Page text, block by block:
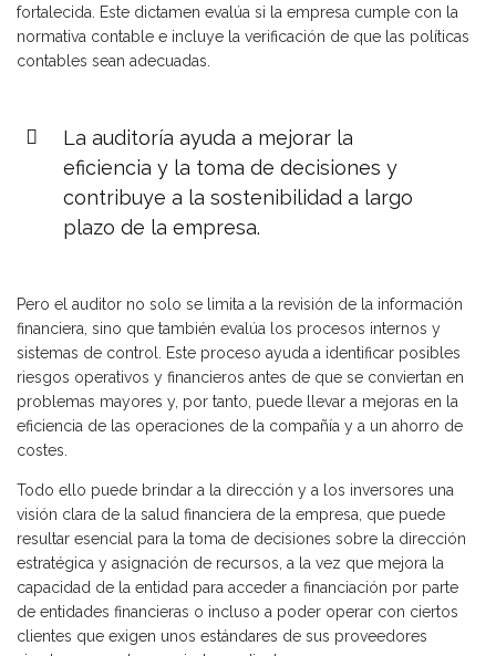
fortalecida. Este dictamen evalúa si la empresa cumple con la
normativa contable e incluye la verificación de que las políticas
contables sean adecuadas.
La auditoría ayuda a mejorar la
eficiencia y la toma de decisiones y
contribuye a la sostenibilidad a largo
plazo de la empresa.
Pero el auditor no solo se limita a la revisión de la información
financiera, sino que también evalúa los procesos internos y
sistemas de control. Este proceso ayuda a identificar posibles
riesgos operativos y financieros antes de que se conviertan en
problemas mayores y, por tanto, puede llevar a mejoras en la
eficiencia de las operaciones de la compañía y a un ahorro de
costes.
Todo ello puede brindar a la dirección y a los inversores una
visión clara de la salud financiera de la empresa, que puede
resultar esencial para la toma de decisiones sobre la dirección
estratégica y asignación de recursos, a la vez que mejora la
capacidad de la entidad para acceder a financiación por parte
de entidades financieras o incluso a poder operar con ciertos
clientes que exigen unos estándares de sus proveedores